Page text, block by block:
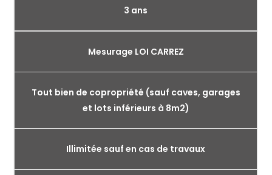
3 ans
Mesurage LOI CARREZ
Tout bien de copropriété (sauf caves, garages
et lots inférieurs à 8m2)
Illimitée sauf en cas de travaux